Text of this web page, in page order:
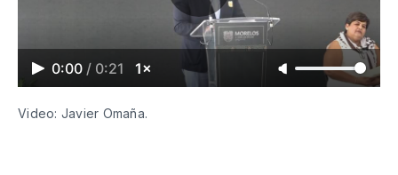
0:00 / 0:21 1×
Video: Javier Omaña.